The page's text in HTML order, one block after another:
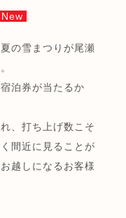
New
の雪まつりが尾瀬
泊券が当たるか
、打ち上げ数こそ
間近に見ることが
越しになるお客様